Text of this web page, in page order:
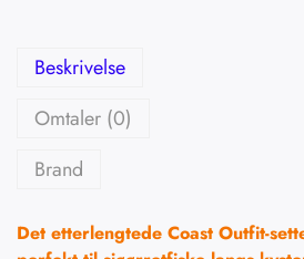
Beskrivelse
Omtaler (0)
Brand
Det etterlengtede Coast Outfit-